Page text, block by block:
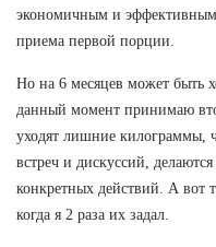
экономичным и эффективным,
приема первой порции.
Но на 6 месяцев может быть
данный момент принимаю
уходят лишние килограммы,
встреч и дискуссий,
конкретных действий. А вот
когда я 2 раза их задал.